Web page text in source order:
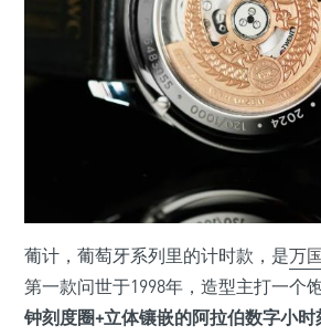
葡计，葡萄牙系列里的计时款，是万
第一款问世于1998年，造型主打一个
钟刻度圈+立体镶嵌的阿拉伯数字小